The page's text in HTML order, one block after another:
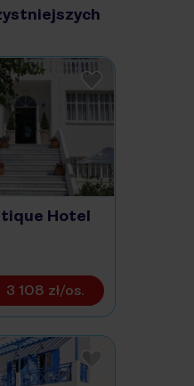
Hotel
3 108 zł/os.